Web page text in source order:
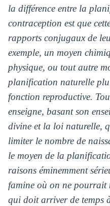
la différence entre la
contraception est que
rapports conjugaux de
exemple, un moyen
physique, ou tout autre
planification naturelle
fonction reproductive.
enseigne, basant son
divine et la loi naturelle,
limiter le nombre de
le moyen de la
raisons éminemment
famine où on ne
qui doit arriver de temps